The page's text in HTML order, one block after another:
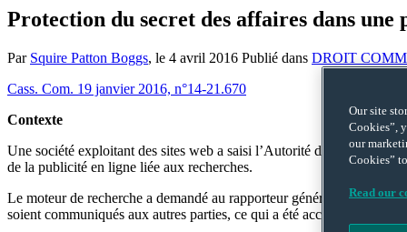
Protection du secret des affaires dans
Par Squire Patton Boggs, le 4 avril 2016 Publié dans DROIT
Cass. Com. 19 janvier 2016, n°14-21.670
Contexte
Une société exploitant des sites web a saisi l’Autorité de la
de la publicité en ligne liée aux recherches.
Le moteur de recherche a demandé au rapporteur général de
soient communiqués aux autres parties, ce qui a été accordé.
Our site
Cookies”,
our
Cookies”
Read our